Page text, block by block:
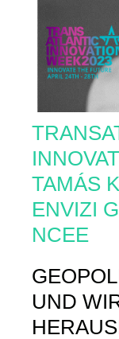
TAMÁS
ENVIZI
NCEE
UND